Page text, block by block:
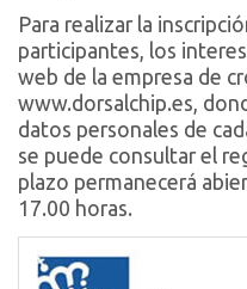
Para realizar la
participantes, los
web de la empresa de
www.dorsalchip.es,
datos personales de
se puede consultar el
plazo permanecerá
17.00 horas.